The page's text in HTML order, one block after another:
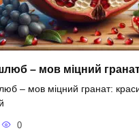
– мов міцний
– мов міцний гранат:
0